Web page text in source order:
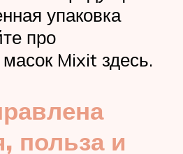
упаковка
про
Mixit здесь.
польза и